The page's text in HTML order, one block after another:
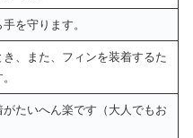
を守ります。
き、また、フィンを装着するた
がたいへん楽です（大人でもお